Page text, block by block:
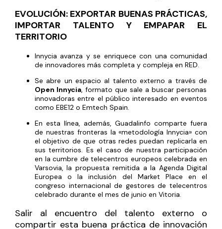
EVOLUCIÓN: EXPORTAR BUENAS PRÁCTICAS,
IMPORTAR TALENTO Y EMPAPAR EL
TERRITORIO
Innycia avanza y se enriquece con una comunidad
de innovadores más completa y compleja en RED.
Se abre un espacio al talento externo a través de
Open Innycia, formato que sale a buscar personas
innovadoras entre el público interesado en eventos
como EBE12 o Emtech Spain.
En esta línea, además, Guadalinfo comparte fuera
de nuestras fronteras la «metodología Innycia» con
el objetivo de que otras redes puedan replicarla en
sus territorios. Es el caso de nuestra participación
en la cumbre de telecentros europeos celebrada en
Varsovia, la propuesta remitida a la Agenda Digital
Europeao la inclusión del Market Place en el
congreso internacional de gestores de telecentros
celebrado durante el mes de junio en Vitoria.
Salir al encuentro del talento externo o
compartir esta buena práctica de innovación